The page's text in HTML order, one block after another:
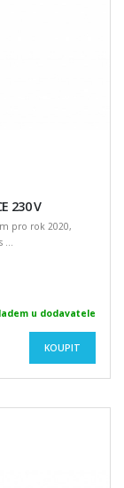
230 V
pro rok 2020,
...
u dodavatele
KOUPIT